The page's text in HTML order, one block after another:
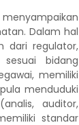
menyampaikan
Dalam hal
dari regulator,
bidang
memiliki
menduduki
auditor,
standar